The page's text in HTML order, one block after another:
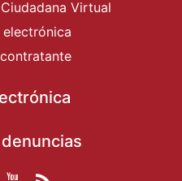
Virtual